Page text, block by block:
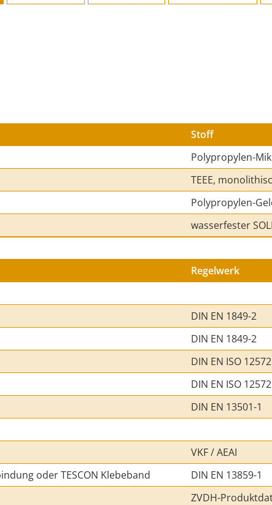
Stoff
Polypropylen-
TEEE,
Polypropylen-
wasserfester
Regelwerk
DIN EN 1849-2
DIN EN 1849-2
DIN EN ISO 12572
DIN EN ISO 12572
DIN EN 13501-1
VKF / AEAI
oder TESCON Klebeband
DIN EN 13859-1
ZVDH-